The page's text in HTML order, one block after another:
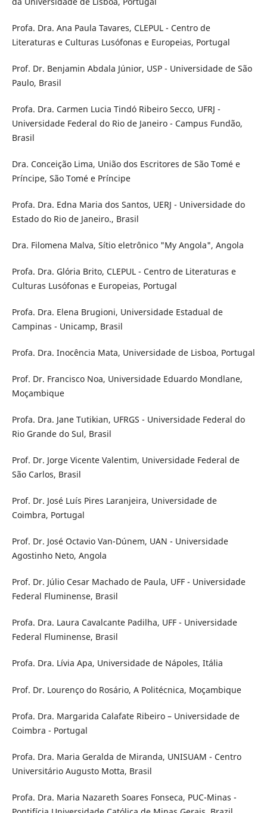
Profa. Dra. Ana Paula Tavares, CLEPUL - Centro de
Literaturas e Culturas Lusófonas e Europeias, Portugal
Prof. Dr. Benjamin Abdala Júnior, USP - Universidade de São
Paulo, Brasil
Profa. Dra. Carmen Lucia Tindó Ribeiro Secco, UFRJ -
Universidade Federal do Rio de Janeiro - Campus Fundão,
Brasil
Dra. Conceição Lima, União dos Escritores de São Tomé e
Príncipe, São Tomé e Príncipe
Profa. Dra. Edna Maria dos Santos, UERJ - Universidade do
Estado do Rio de Janeiro., Brasil
Dra. Filomena Malva, Sítio eletrônico "My Angola", Angola
Profa. Dra. Glória Brito, CLEPUL - Centro de Literaturas e
Culturas Lusófonas e Europeias, Portugal
Profa. Dra. Elena Brugioni, Universidade Estadual de
Campinas - Unicamp, Brasil
Profa. Dra. Inocência Mata, Universidade de Lisboa, Portugal
Prof. Dr. Francisco Noa, Universidade Eduardo Mondlane,
Moçambique
Profa. Dra. Jane Tutikian, UFRGS - Universidade Federal do
Rio Grande do Sul, Brasil
Prof. Dr. Jorge Vicente Valentim, Universidade Federal de
São Carlos, Brasil
Prof. Dr. José Luís Pires Laranjeira, Universidade de
Coimbra, Portugal
Prof. Dr. José Octavio Van-Dúnem, UAN - Universidade
Agostinho Neto, Angola
Prof. Dr. Júlio Cesar Machado de Paula, UFF - Universidade
Federal Fluminense, Brasil
Profa. Dra. Laura Cavalcante Padilha, UFF - Universidade
Federal Fluminense, Brasil
Profa. Dra. Lívia Apa, Universidade de Nápoles, Itália
Prof. Dr. Lourenço do Rosário, A Politécnica, Moçambique
Profa. Dra. Margarida Calafate Ribeiro – Universidade de
Coimbra - Portugal
Profa. Dra. Maria Geralda de Miranda, UNISUAM - Centro
Universitário Augusto Motta, Brasil
Profa. Dra. Maria Nazareth Soares Fonseca, PUC-Minas -